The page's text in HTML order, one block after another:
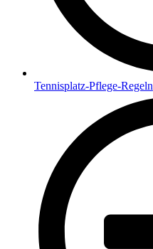
Tennisplatz-Pflege-Regeln